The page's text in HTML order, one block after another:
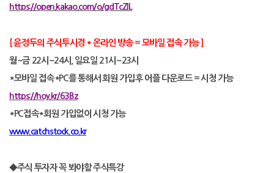
https://open.kakao.com/o/gdTcZlL
[윤정두의 주식투시경 * 온라인 방송= 모바일 접속 가능
월~금 22시 ~24시 일요일 21시 ~23시
*모바일 접속*PC를 통해서 회원 가입후 어플 다운로드=시청 가능
https://hoy.kr/63Bz
*PC접속*회원 가입없이 시청 가능
www.catchstock.co.kr
◆주식 투자자 꼭 봐야할 주식특강